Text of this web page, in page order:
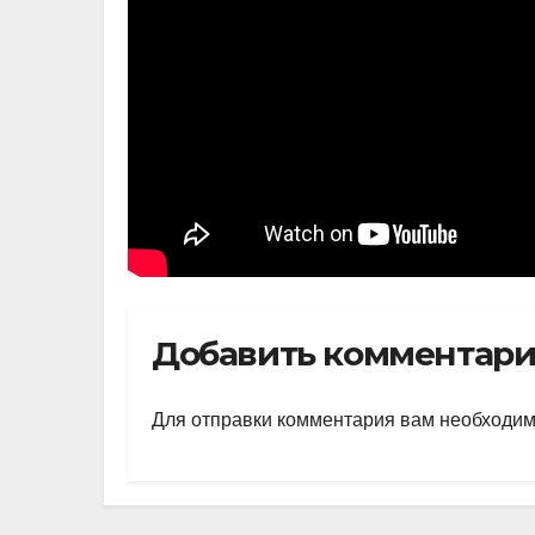
Добавить
Для отправки комментария вам